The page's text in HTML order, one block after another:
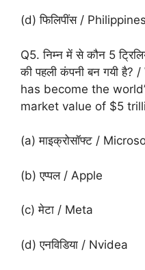
(d) फिलिपींस / Philippines
Q5. निम्न में से कौन 5
की पहली कंपनी बन गयी
has become the
market value of $5
(a) माइक्रोसॉफ्ट /
(b) एप्पल / Apple
(c) मेटा / Meta
(d) एनविडिया / Nvidea